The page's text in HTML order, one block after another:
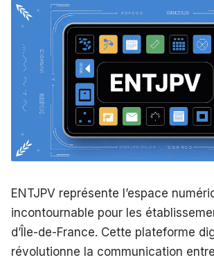
ENTJPV représente l’espace
incontournable pour les
d’Île-de-France. Cette plateforme
révolutionne la communication